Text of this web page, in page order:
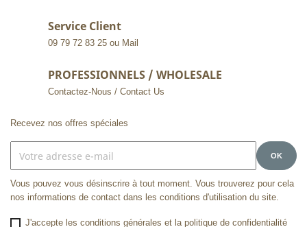
Service Client
09 79 72 83 25 ou Mail
PROFESSIONNELS / WHOLESALE
Contactez-Nous / Contact Us
Recevez nos offres spéciales
Vous pouvez vous désinscrire à tout moment. Vous trouverez pour cela
nos informations de contact dans les conditions d'utilisation du site.
J'accepte les conditions générales et la politique de confidentialité